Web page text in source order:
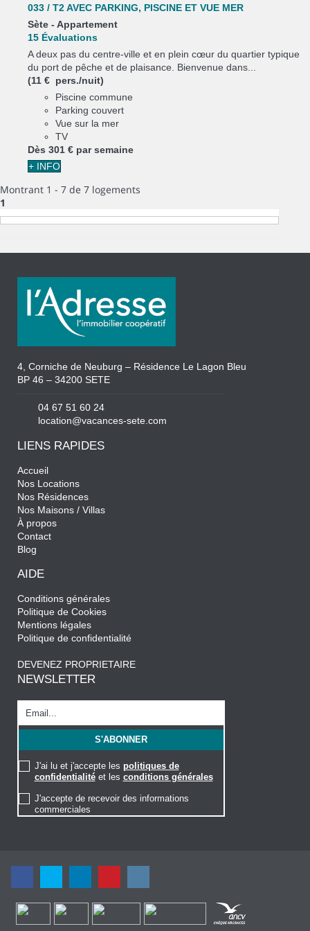
033 / T2 AVEC PARKING, PISCINE ET VUE MER
Sète - Appartement
15 Évaluations
A deux pas du centre-ville et en plein cœur du quartier typique
du port de pêche et de plaisance. Bienvenue dans...
(11 € pers./nuit)
Piscine commune
Parking couvert
Vue sur la mer
TV
Dès 301 € par semaine
+ INFO
Montrant 1 - 7 de 7 logements
1
4, Corniche de Neuburg – Résidence Le Lagon Bleu
BP 46 – 34200 SETE
04 67 51 60 24
location@vacances-sete.com
LIENS RAPIDES
Accueil
Nos Locations
Nos Résidences
Nos Maisons / Villas
À propos
Contact
Blog
AIDE
Conditions générales
Politique de Cookies
Mentions légales
Politique de confidentialité
DEVENEZ PROPRIETAIRE
NEWSLETTER
J'ai lu et j'accepte les politiques de
confidentialitéet les conditions générales
J'accepte de recevoir des informations
commerciales